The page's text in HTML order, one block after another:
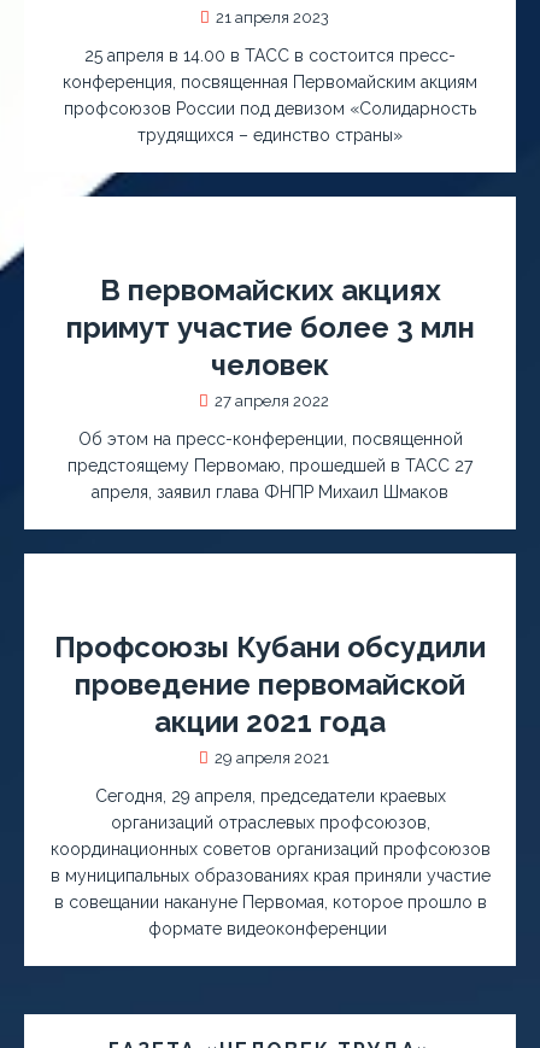
21 апреля 2023
25 апреля в 14.00 в ТАСС в состоится пресс-
конференция, посвященная Первомайским акциям
профсоюзов России под девизом «Солидарность
трудящихся – единство страны»
В первомайских акциях
примут участие более 3 млн
человек
27 апреля 2022
Об этом на пресс-конференции, посвященной
предстоящему Первомаю, прошедшей в ТАСС 27
апреля, заявил глава ФНПР Михаил Шмаков
Профсоюзы Кубани обсудили
проведение первомайской
акции 2021 года
29 апреля 2021
Сегодня, 29 апреля, председатели краевых
организаций отраслевых профсоюзов,
координационных советов организаций профсоюзов
в муниципальных образованиях края приняли участие
в совещании накануне Первомая, которое прошло в
формате видеоконференции